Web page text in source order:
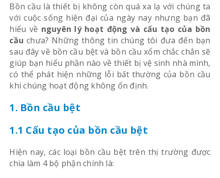
Bồn cầu là thiết bị không còn quá xa lạ với chúng ta
với cuộc sống hiện đại của ngày nay nhưng bạn đã
hiểu về nguyên lý hoạt động và cấu tạo của bồn
cầu chưa? Những thông tin chúng tôi đưa đến bạn
sau đây về bồn cầu bệt và bồn cầu xổm chắc chắn sẽ
giúp bạn hiểu phần nào về thiết bị vệ sinh nhà mình,
có thể phát hiện những lỗi bất thường của bồn cầu
khi chúng hoạt động không ổn định.
1. Bồn cầu bệt
1.1 Cấu tạo của bồn cầu bệt
Hiện nay, các loại bồn cầu bệt trên thị trường được
chia làm 4 bộ phận chính là: